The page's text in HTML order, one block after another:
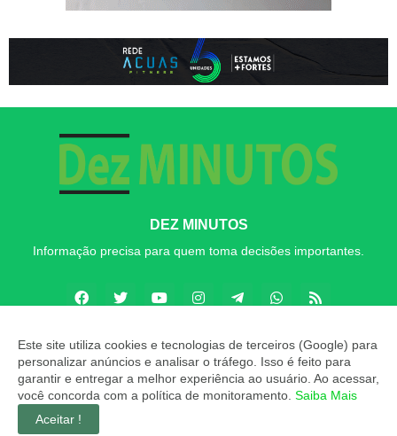
DEZ MINUTOS
Informação precisa para quem toma decisões importantes.
Copyright ©2026Dez MINUTOS
INÍCIO SOBRE CONTATO LGPD
EXPEDIENTE
EDITORIAL
Este site utiliza cookies e tecnologias de terceiros (Google) para
personalizar anúncios e analisar o tráfego. Isso é feito para
garantir e entregar a melhor experiência ao usuário. Ao acessar,
você concorda com a política de monitoramento. Saiba Mais
Aceitar !